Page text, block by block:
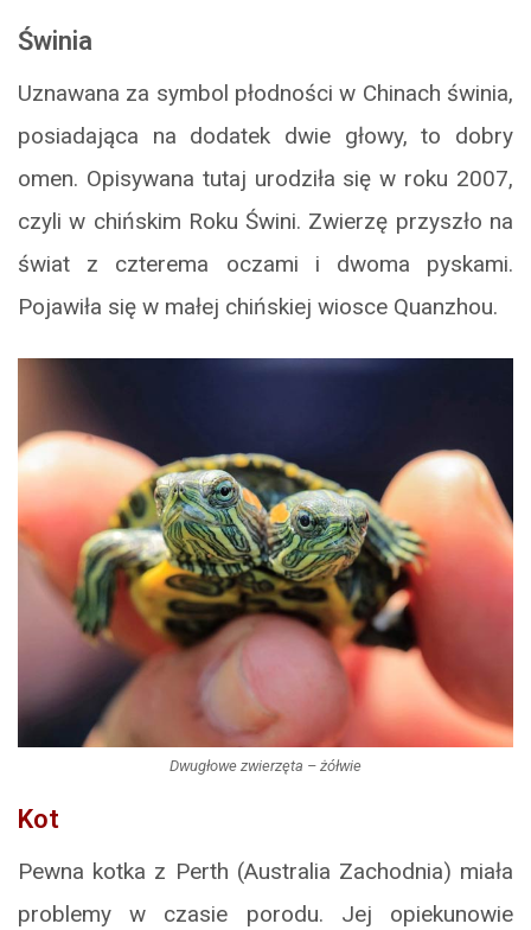
Świnia
Uznawana za symbol płodności w Chinach świnia,
posiadająca na dodatek dwie głowy, to dobry
omen. Opisywana tutaj urodziła się w roku 2007,
czyli w chińskim Roku Świni. Zwierzę przyszło na
świat z czterema oczami i dwoma pyskami.
Pojawiła się w małej chińskiej wiosce Quanzhou.
Dwugłowe zwierzęta – żółwie
Kot
Pewna kotka z Perth (Australia Zachodnia) miała
problemy w czasie porodu. Jej opiekunowie